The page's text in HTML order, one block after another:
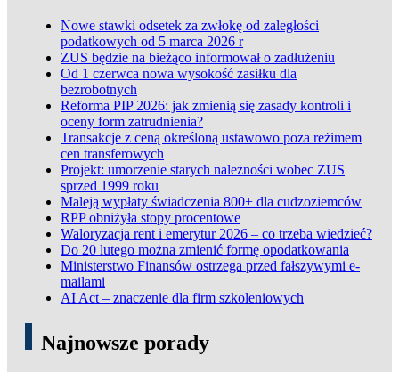
Nowe stawki odsetek za zwłokę od zaległości
podatkowych od 5 marca 2026 r
ZUS będzie na bieżąco informował o zadłużeniu
Od 1 czerwca nowa wysokość zasiłku dla
bezrobotnych
Reforma PIP 2026: jak zmienią się zasady kontroli i
oceny form zatrudnienia?
Transakcje z ceną określoną ustawowo poza reżimem
cen transferowych
Projekt: umorzenie starych należności wobec ZUS
sprzed 1999 roku
Maleją wypłaty świadczenia 800+ dla cudzoziemców
RPP obniżyła stopy procentowe
Waloryzacja rent i emerytur 2026 – co trzeba wiedzieć?
Do 20 lutego można zmienić formę opodatkowania
Ministerstwo Finansów ostrzega przed fałszywymi e-
mailami
AI Act – znaczenie dla firm szkoleniowych
Najnowsze porady